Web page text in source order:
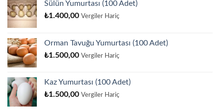
Sülün Yumurtası (100 Adet)
₺1.400,00 Vergiler Hariç
Orman Tavuğu Yumurtası (100 Adet)
₺1.500,00 Vergiler Hariç
Kaz Yumurtası (100 Adet)
₺1.500,00 Vergiler Hariç